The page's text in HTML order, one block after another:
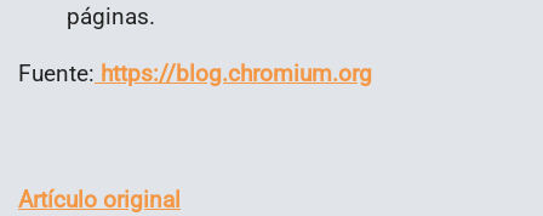
páginas.
Fuente: https://blog.chromium.org
Artículo original